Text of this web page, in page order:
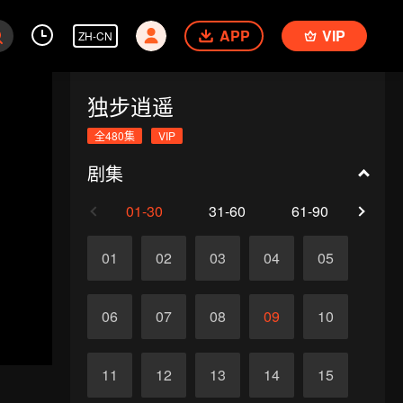
ZH-CN APP VIP
独步逍遥
全480集 VIP
剧集
01-30 31-60 61-90
01 02 03 04 05
06 07 08 09 10
11 12 13 14 15